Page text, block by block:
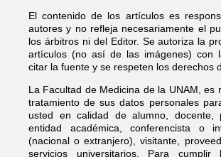
El contenido de los artículos es
autores y no refleja necesariamente el
los árbitros ni del Editor. Se autoriza la
artículos (no así de las imágenes) con
citar la fuente y se respeten los derechos
La Facultad de Medicina de la UNAM, es
tratamiento de sus datos personales
usted en calidad de alumno, docente,
entidad académica, conferencista o
(nacional o extranjero), visitante,
servicios universitarios. Para cumplir